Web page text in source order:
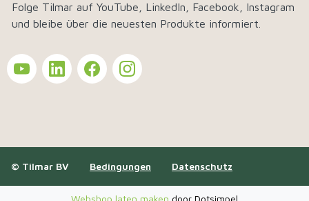
Folge Tilmar auf YouTube, LinkedIn, Facebook, Instagram
und bleibe über die neuesten Produkte informiert.
© Tilmar BV Bedingungen Datenschutz
Webshop laten maken door Dotsimpel